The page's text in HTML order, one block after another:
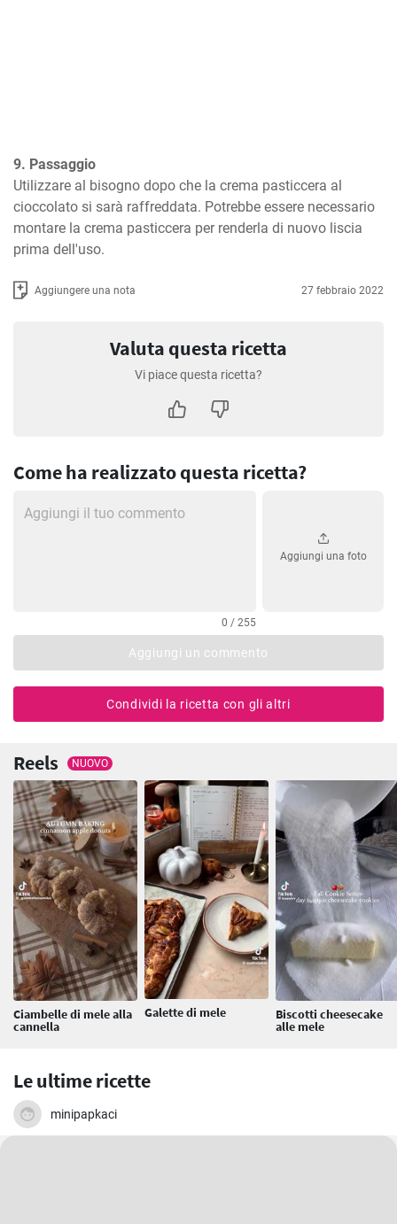
9. Passaggio
Utilizzare al bisogno dopo che la crema pasticcera al
cioccolato si sarà raffreddata. Potrebbe essere necessario
montare la crema pasticcera per renderla di nuovo liscia
prima dell'uso.
Aggiungere una nota 27 febbraio 2022
Valuta questa ricetta
Vi piace questa ricetta?
Come ha realizzato questa ricetta?
0 / 255
Aggiungi una foto
Aggiungi un commento
Condividi la ricetta con gli altri
Reels NUOVO
Ciambelle di mele alla
cannella
Galette di mele Biscotti cheesecake
alle mele
Le ultime ricette
minipapkaci